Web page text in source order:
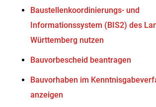
Baustellenkoordinierungs- und
Informationssystem (BIS2) des
Württemberg nutzen
Bauvorbescheid beantragen
Bauvorhaben im
anzeigen